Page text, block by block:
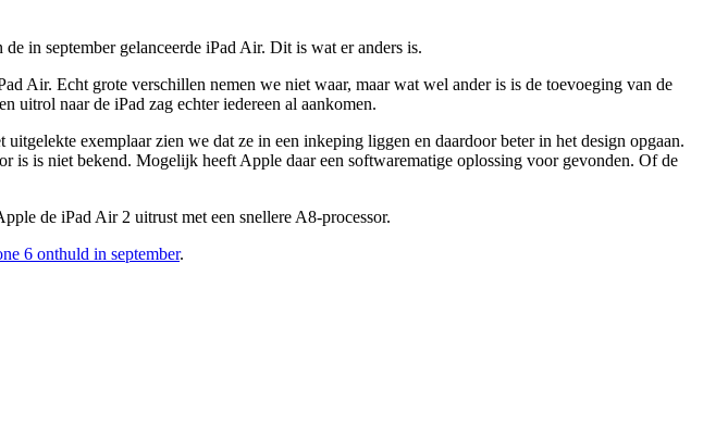
in september gelanceerde iPad Air. Dit is wat er anders is.
Air. Echt grote verschillen nemen we niet waar, maar wat wel ander is is de toevoeging van de
uitrol naar de iPad zag echter iedereen al aankomen.
exemplaar zien we dat ze in een inkeping liggen en daardoor beter in het design opgaan.
is is niet bekend. Mogelijk heeft Apple daar een softwarematige oplossing voor gevonden. Of de
de iPad Air 2 uitrust met een snellere A8-processor.
6 onthuld in september.